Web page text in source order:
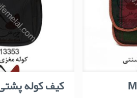
کیف کوله پشتی